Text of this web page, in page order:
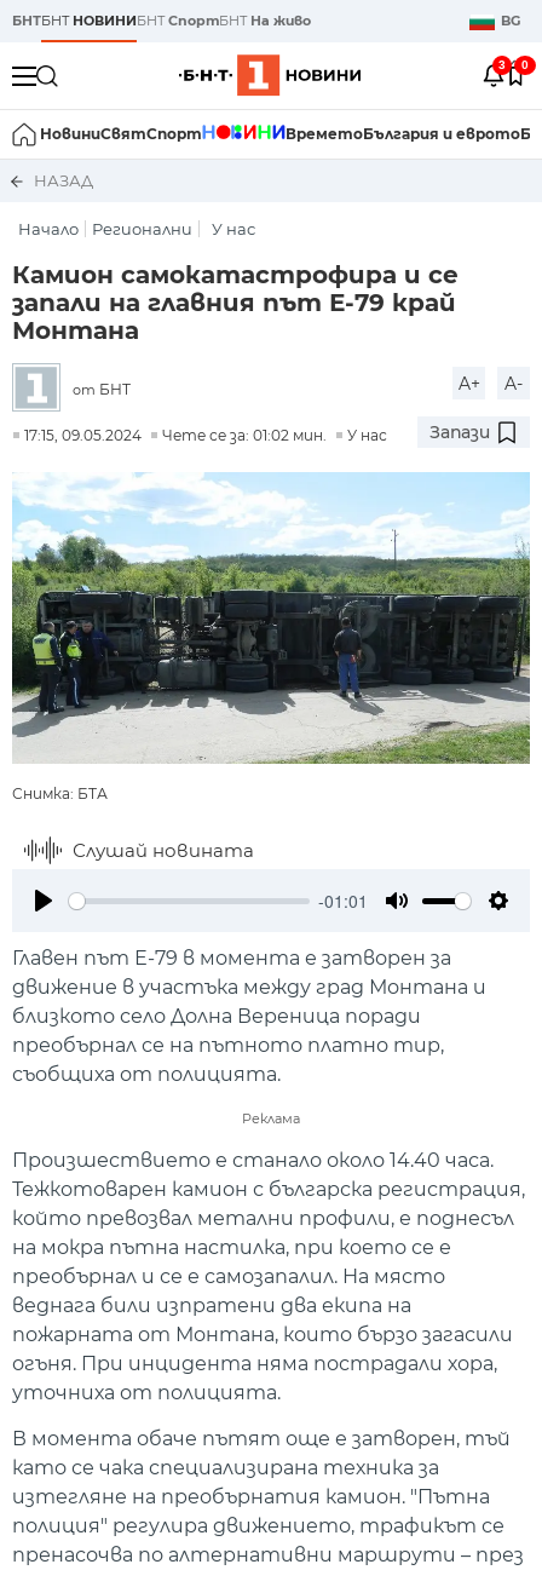
БНТБНТ НОВИНИБНТСпортБНТ На живо BG
3 0
НовиниСвятСпорт ВреметоБългария и еврото
НАЗАД
Начало Регионални У нас
Камион самокатастрофира и се
запали на главния път Е-79 край
Монтана
от БНТ A+ A-
17:15, 09.05.2024 Чете се за: 01:02 мин. У нас Запази
Снимка: БТА
Слушай новината
-01:01
Главен път Е-79 в момента е затворен за
движение в участъка между град Монтана и
близкото село Долна Вереница поради
преобърнал се на пътното платно тир,
съобщиха от полицията.
Реклама
Произшествието е станало около 14.40 часа.
Тежкотоварен камион с българска регистрация,
който превозвал метални профили, е поднесъл
на мокра пътна настилка, при което се е
преобърнал и се е самозапалил. На място
веднага били изпратени два екипа на
пожарната от Монтана, които бързо загасили
огъня. При инцидента няма пострадали хора,
уточниха от полицията.
В момента обаче пътят още е затворен, тъй
като се чака специализирана техника за
изтегляне на преобърнатия камион. "Пътна
полиция" регулира движението, трафикът се
пренасочва по алтернативни маршрути – през